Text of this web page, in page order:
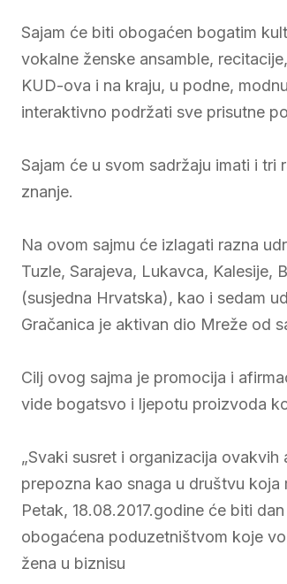
Sajam će biti obogaćen bogatim
vokalne ženske ansamble,
KUD-ova i na kraju, u podne,
interaktivno podržati sve prisutne
Sajam će u svom sadržaju imati i
znanje.
Na ovom sajmu će izlagati razna
Tuzle, Sarajeva, Lukavca, Kalesije,
(susjedna Hrvatska), kao i sedam
Gračanica je aktivan dio Mreže od
Cilj ovog sajma je promocija i
vide bogatsvo i ljepotu proizvoda
„Svaki susret i organizacija
prepozna kao snaga u društvu koja
Petak, 18.08.2017.godine će biti
obogaćena poduzetništvom koje
žena u biznisu